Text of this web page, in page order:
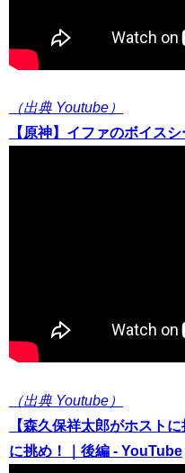
（出典 Youtube）
【原神】イファのボイス
（出典 Youtube）
【森久保祥太郎がホスト
に挑め！｜後編 - YouTube